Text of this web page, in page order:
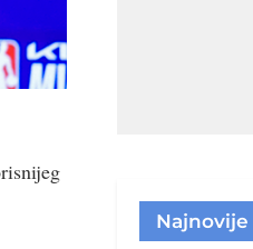
Najnovije